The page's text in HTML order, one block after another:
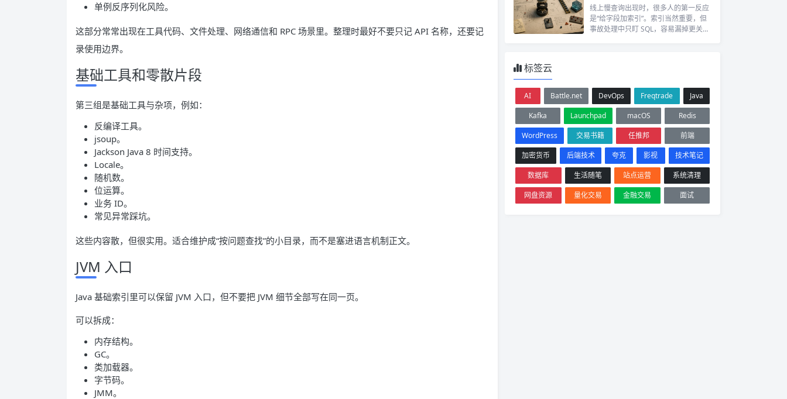
单例反序列化风险。
这部分常常出现在工具代码、文件处理、网络通信和 RPC 场景里。整理时最好不要只记 API 名称，还要记
录使用边界。
基础工具和零散片段
第三组是基础工具与杂项，例如：
反编译工具。
jsoup。
Jackson Java 8 时间支持。
Locale。
随机数。
位运算。
业务 ID。
常见异常踩坑。
这些内容散，但很实用。适合维护成“按问题查找”的小目录，而不是塞进语言机制正文。
JVM 入口
Java 基础索引里可以保留 JVM 入口，但不要把 JVM 细节全部写在同一页。
可以拆成：
内存结构。
GC。
类加载器。
字节码。
JMM。
线上慢查询出现时，很多人的第一反应
是“给字段加索引”。索引当然重要，但
事故处理中只盯 SQL，容易漏掉更关键
标签云
AI Battle.net DevOps Freqtrade
Java
Kafka
Launchpad macOS
Redis
WordPress
交易书籍 任推邦
前端
加密货币
后端技术 夸克 影视
技术笔记
数据库
生活随笔 站点运营
系统清理
网盘资源
量化交易 金融交易 面试